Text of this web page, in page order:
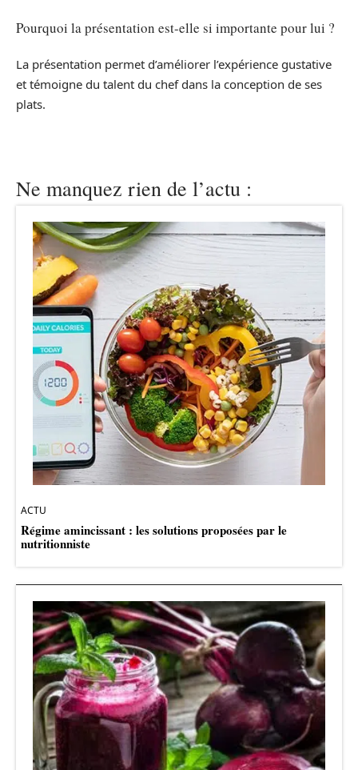
Pourquoi la présentation est-elle si importante pour lui ?
La présentation permet d’améliorer l’expérience gustative
et témoigne du talent du chef dans la conception de ses
plats.
Ne manquez rien de l’actu :
ACTU
Régime amincissant : les solutions proposées par le
nutritionniste